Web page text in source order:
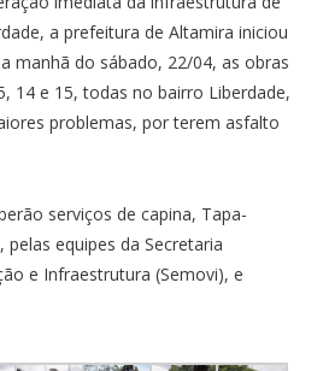
a prefeitura de Altamira iniciou
manhã do sábado, 22/04, as obras
14 e 15, todas no bairro Liberdade,
problemas, por terem asfalto
serviços de capina, Tapa-
equipes da Secretaria
e Infraestrutura (Semovi), e